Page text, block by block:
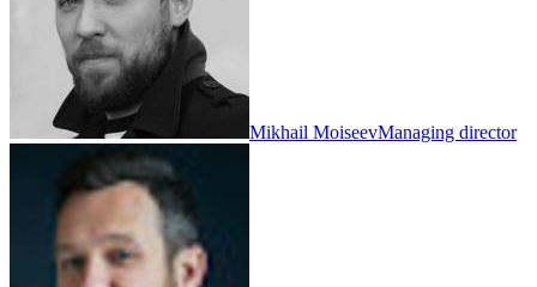
Mikhail MoiseevManaging director